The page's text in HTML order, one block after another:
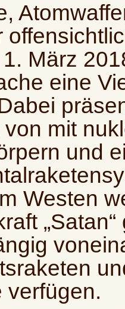
März
eine
mit
und
Westen
verfügen.